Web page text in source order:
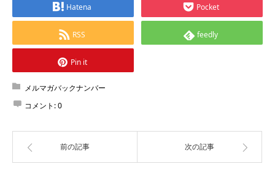
Hatena Pocket
RSS feedly
Pin it
メルマガバックナンバー
コメント:0
前の記事 次の記事